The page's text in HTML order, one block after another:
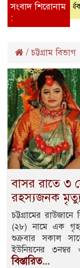
সংবাদ শিরোনাম
:
মেহেরপুরের অর্থকরী ফসল
/চট্টগ্রাম বিভাগ
বাসর রাতে ৩
রহস্যজনক
চট্টগ্রামের
(২৮) নামে এক
শুক্রবার সকাল
ইউনিয়নের ৩নম্বর
বিস্তারিত...